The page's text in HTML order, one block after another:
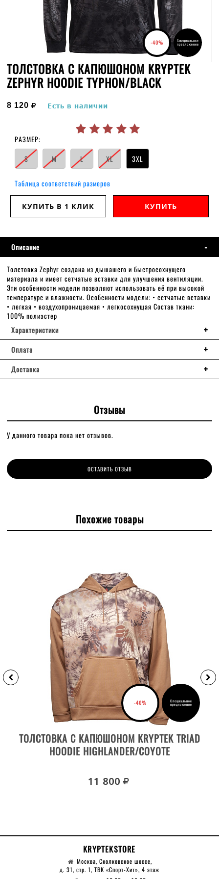
-40% Специальное
предложение
ТОЛСТОВКА С КАПЮШОНОМ KRYPTEK
ZEPHYR HOODIE TYPHON/BLACK
8 120 руб.
Есть в наличии
РАЗМЕР:
S
M L XL 3XL
Таблица соответствий размеров
КУПИТЬ В 1 КЛИК КУПИТЬ
Описание
Толстовка Zephyr создана из дышашего и быстросохнущего
материала и имеет сетчатые вставки для улучшения вентиляции.
Эти особенности модели позволяют использовать её при высокой
температуре и влажности. Особенности модели: • сетчатые вставки
• легкая • воздухопроницаемая • легкосохнущая Состав ткани:
100% полиэстер
Характеристики
Оплата
Доставка
Отзывы
У данного товара пока нет отзывов.
ОСТАВИТЬ ОТЗЫВ
Похожие товары
-40% Специальное
предложение
ТОЛСТОВКА С КАПЮШОНОМ KRYPTEK TRIAD
HOODIE HIGHLANDER/COYOTE
11 800
KRYPTEKSTORE
Москва, Сколковское шоссе,
д. 31, стр. 1, ТВК «Спорт-Хит», 4 этаж